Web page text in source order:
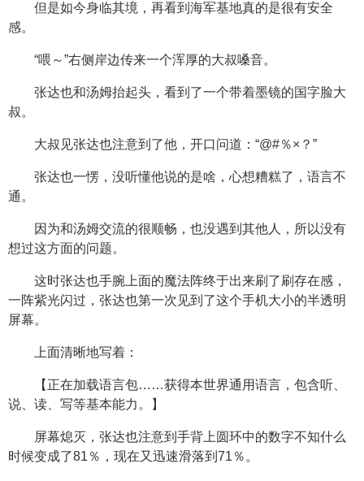
但是如今身临其境，再看到海军基地真的是很有安全
感。
“喂～”右侧岸边传来一个浑厚的大叔嗓音。
张达也和汤姆抬起头，看到了一个带着墨镜的国字脸大
叔。
大叔见张达也注意到了他，开口问道：“@#％×？”
张达也一愣，没听懂他说的是啥，心想糟糕了，语言不
通。
因为和汤姆交流的很顺畅，也没遇到其他人，所以没有
想过这方面的问题。
这时张达也手腕上面的魔法阵终于出来刷了刷存在感，
一阵紫光闪过，张达也第一次见到了这个手机大小的半透明
屏幕。
上面清晰地写着：
【正在加载语言包……获得本世界通用语言，包含听、
说、读、写等基本能力。】
屏幕熄灭，张达也注意到手背上圆环中的数字不知什么
时候变成了81％，现在又迅速滑落到71％。